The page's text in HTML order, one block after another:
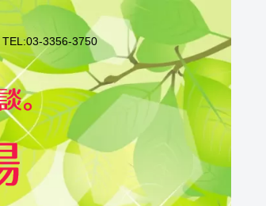
3356-3750